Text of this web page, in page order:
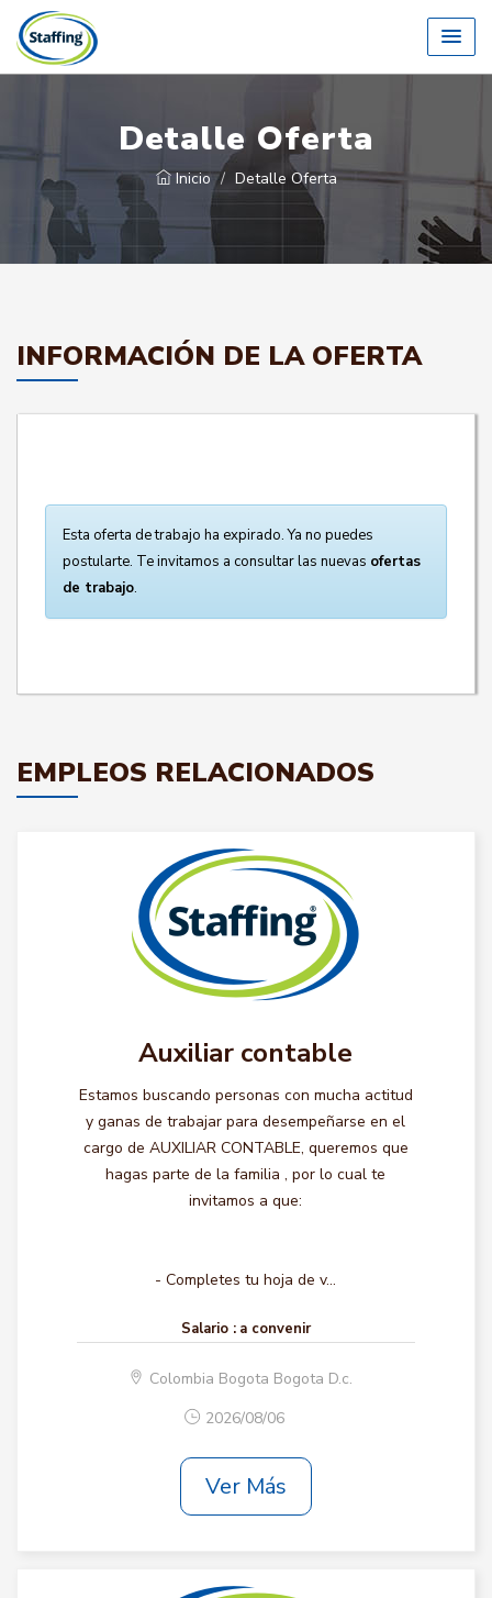
Detalle Oferta
Inicio Detalle Oferta
INFORMACIÓN DE LA OFERTA
Esta oferta de trabajo ha expirado. Ya no puedes
postularte. Te invitamos a consultar las nuevas ofertas
de trabajo.
EMPLEOS RELACIONADOS
Auxiliar contable
Estamos buscando personas con mucha actitud
y ganas de trabajar para desempeñarse en el
cargo de AUXILIAR CONTABLE, queremos que
hagas parte de la familia , por lo cual te
invitamos a que:
- Completes tu hoja de v...
Salario : a convenir
Colombia Bogota Bogota D.c.
2026/08/06
Ver Más